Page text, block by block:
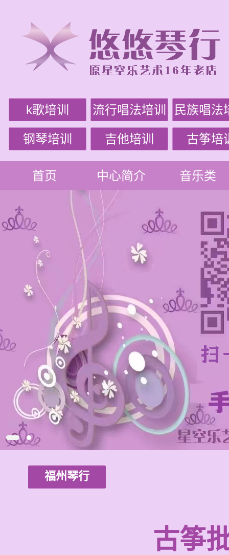
k歌培训 流行唱法培训 民族唱法
钢琴培训 吉他培训 古筝培
首页 中心简介 音乐类
福州琴行
古筝